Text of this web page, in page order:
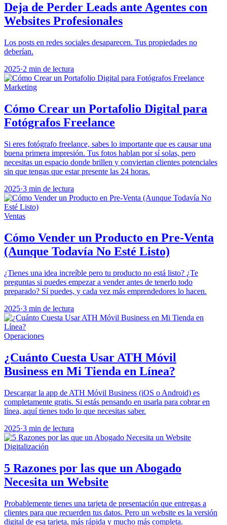
Deja de Perder Leads ante Agentes con
Websites Profesionales
Los posts en redes sociales desaparecen. Tus propiedades no
deberían.
2025·2 min de lectura
Marketing
Cómo Crear un Portafolio Digital para
Fotógrafos Freelance
Si eres fotógrafo freelance, sabes lo importante que es causar una
buena primera impresión. Tus fotos hablan por sí solas, pero
necesitas un espacio donde brillen y conviertan clientes potenciales
sin que tengas que estar presente las 24 horas.
2025·3 min de lectura
Ventas
Cómo Vender un Producto en Pre-Venta
(Aunque Todavía No Esté Listo)
¿Tienes una idea increíble pero tu producto no está listo? ¿Te
preguntas si puedes empezar a vender antes de tenerlo todo
preparado? Sí puedes, y cada vez más emprendedores lo hacen.
2025·3 min de lectura
Operaciones
¿Cuánto Cuesta Usar ATH Móvil
Business en Mi Tienda en Línea?
Descargar la app de ATH Móvil Business (iOS o Android) es
completamente gratis. Si estás pensando en usarla para cobrar en
línea, aquí tienes todo lo que necesitas saber.
2025·3 min de lectura
Digitalización
5 Razones por las que un Abogado
Necesita un Website
Probablemente tienes una tarjeta de presentación que entregas a
clientes para que recuerden tus datos. Pero un website es la versión
digital de esa tarjeta, más rápida y mucho más completa.